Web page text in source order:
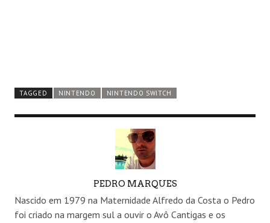
TAGGED NINTENDO NINTENDO SWITCH
PEDRO MARQUES
Nascido em 1979 na Maternidade Alfredo da Costa o Pedro
foi criado na margem sul a ouvir o Avô Cantigas e os